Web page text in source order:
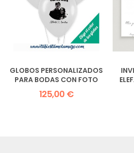
GLOBOS PERSONALIZADOS
PARA BODAS CON FOTO
125,00 €